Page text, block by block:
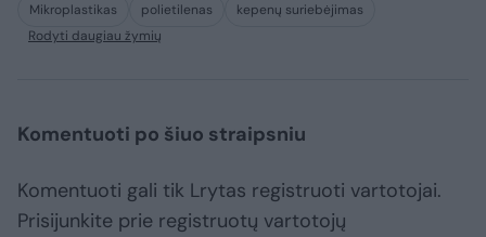
Mikroplastikas polietilenas
kepenų suriebėjimas
Rodyti daugiau žymių
Komentuoti po šiuo straipsniu
Komentuoti gali tik Lrytas registruoti vartotojai.
Prisijunkite prie registruotų vartotojų